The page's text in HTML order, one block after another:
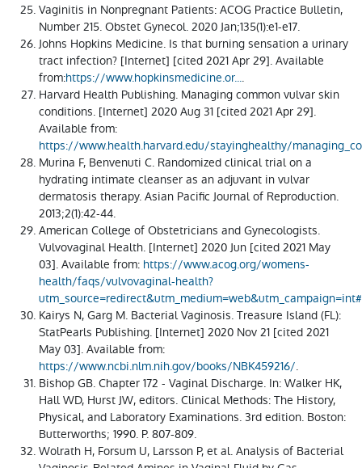
Vaginitis in Nonpregnant Patients: ACOG Practice Bulletin,
Number 215. Obstet Gynecol. 2020 Jan;135(1):e1-e17.
Johns Hopkins Medicine. Is that burning sensation a urinary
tract infection? [Internet] [cited 2021 Apr 29]. Available
from:https://www.hopkinsmedicine.or....
Harvard Health Publishing. Managing common vulvar skin
conditions. [Internet] 2020 Aug 31 [cited 2021 Apr 29].
Available from:
https://www.health.harvard.edu/stayinghealthy/
Murina F, Benvenuti C. Randomized clinical trial on a
hydrating intimate cleanser as an adjuvant in vulvar
dermatosis therapy. Asian Pacific Journal of Reproduction.
2013;2(1):42-44.
American College of Obstetricians and Gynecologists.
Vulvovaginal Health. [Internet] 2020 Jun [cited 2021 May
03]. Available from: https://www.acog.org/womens-
health/faqs/vulvovaginal-health?
Kairys N, Garg M. Bacterial Vaginosis. Treasure Island (FL):
StatPearls Publishing. [Internet] 2020 Nov 21 [cited 2021
May 03]. Available from:
https://www.ncbi.nlm.nih.gov/books/NBK459216/.
Bishop GB. Chapter 172 - Vaginal Discharge. In: Walker HK,
Hall WD, Hurst JW, editors. Clinical Methods: The History,
Physical, and Laboratory Examinations. 3rd edition. Boston:
Butterworths; 1990. P. 807-809.
Wolrath H, Forsum U, Larsson P, et al. Analysis of Bacterial